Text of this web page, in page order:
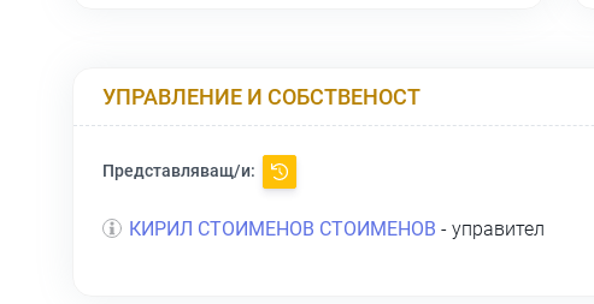
УПРАВЛЕНИЕ И СОБСТВЕНОСТ
Представляващ/и:
КИРИЛ СТОИМЕНОВ СТОИМЕНОВ - управител